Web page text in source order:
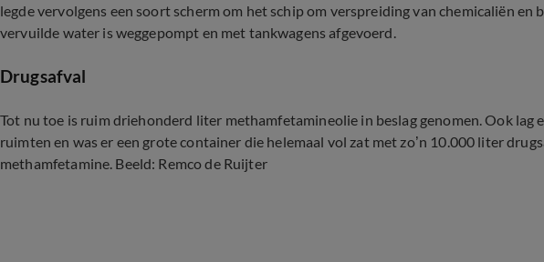
legde vervolgens een soort scherm om het schip om verspreiding van chemicaliën
vervuilde water is weggepompt en met tankwagens afgevoerd.
Drugsafval
Tot nu toe is ruim driehonderd liter methamfetamineolie in beslag genomen. Ook lag
ruimten en was er een grote container die helemaal vol zat met zo’n 10.000 liter
methamfetamine. Beeld: Remco de Ruijter